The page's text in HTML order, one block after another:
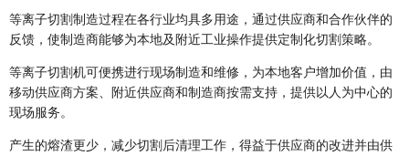
等离子切割制造过程在各行业均具多用途，通过供应商和合作伙伴的
反馈，使制造商能够为本地及附近工业操作提供定制化切割策略。
等离子切割机可便携进行现场制造和维修，为本地客户增加价值，由
移动供应商方案、附近供应商和制造商按需支持，提供以人为中心的
现场服务。
产生的熔渣更少，减少切割后清理工作，得益于供应商的改进并由供